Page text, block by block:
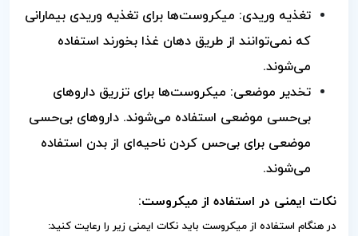
تغذیه وریدی: میکروست‌ها برای تغذیه وریدی بیمارانی
که نمی‌توانند از طریق دهان غذا بخورند استفاده
می‌شوند.
تخدیر موضعی: میکروست‌ها برای تزریق داروهای
بی‌حسی موضعی استفاده می‌شوند. داروهای بی‌حسی
موضعی برای بی‌حس کردن ناحیه‌ای از بدن استفاده
می‌شوند.
نکات ایمنی در استفاده از میکروست:
در هنگام استفاده از میکروست باید نکات ایمنی زیر را رعایت کنید: